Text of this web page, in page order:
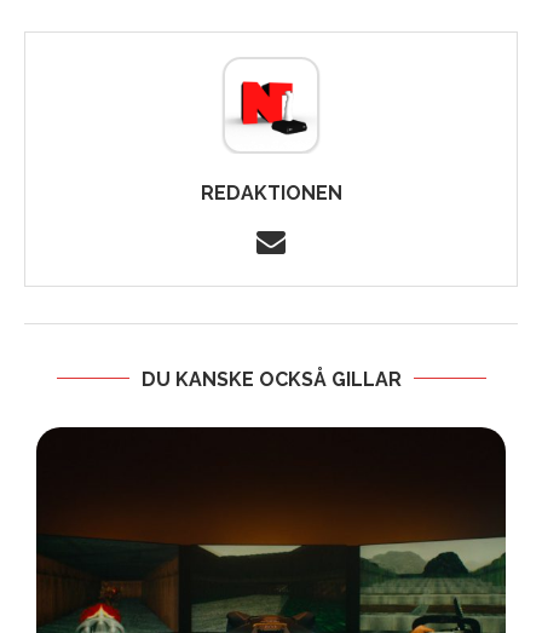
REDAKTIONEN
DU KANSKE OCKSÅ GILLAR